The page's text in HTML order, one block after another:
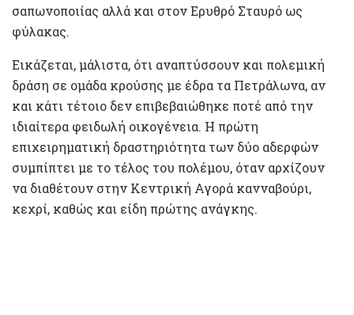
σαπωνοποιίας αλλά και στον Ερυθρό Σταυρό ως
φύλακας.
Εικάζεται, μάλιστα, ότι αναπτύσσουν και πολεμική
δράση σε ομάδα κρούσης με έδρα τα Πετράλωνα, αν
και κάτι τέτοιο δεν επιβεβαιώθηκε ποτέ από την
ιδιαίτερα φειδωλή οικογένεια. Η πρώτη
επιχειρηματική δραστηριότητα των δύο αδερφών
συμπίπτει με το τέλος του πολέμου, όταν αρχίζουν
να διαθέτουν στην Κεντρική Αγορά κανναβούρι,
κεχρί, καθώς και είδη πρώτης ανάγκης.